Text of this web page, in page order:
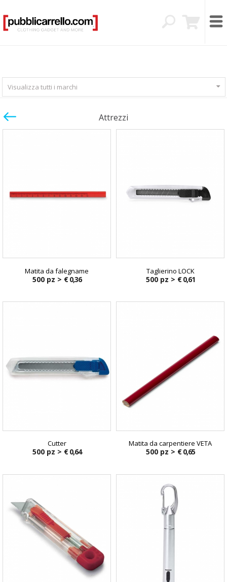
Visualizza tutti i marchi
Attrezzi
Matita da falegname
500 pz > € 0,36
Taglierino LOCK
500 pz > € 0,61
Cutter
500 pz > € 0,64
Matita da carpentiere VETA
500 pz > € 0,65